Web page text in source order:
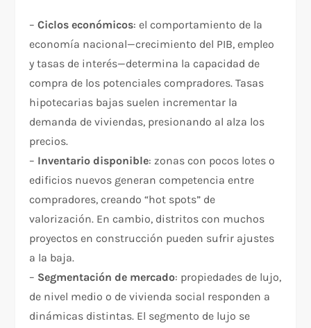
–Ciclos económicos: el comportamiento de la
economía nacional—crecimiento del PIB, empleo
y tasas de interés—determina la capacidad de
compra de los potenciales compradores. Tasas
hipotecarias bajas suelen incrementar la
demanda de viviendas, presionando al alza los
precios.
– Inventario disponible: zonas con pocos lotes o
edificios nuevos generan competencia entre
compradores, creando “hot spots” de
valorización. En cambio, distritos con muchos
proyectos en construcción pueden sufrir ajustes
a la baja.
– Segmentación de mercado: propiedades de lujo,
de nivel medio o de vivienda social responden a
dinámicas distintas. El segmento de lujo se